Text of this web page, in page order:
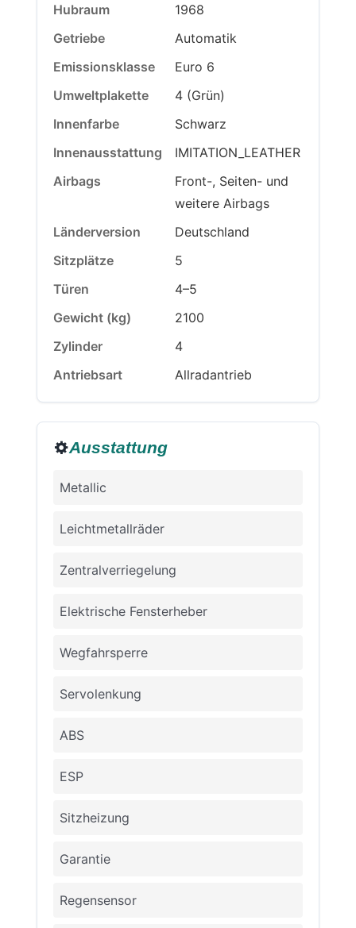
Hubraum
1968
Getriebe
Automatik
Emissionsklasse
Euro 6
Umweltplakette
4 (Grün)
Innenfarbe
Schwarz
Innenausstattung
IMITATION_LEATHER
Airbags
Front-, Seiten- und
weitere Airbags
Länderversion
Deutschland
Sitzplätze
5
Türen
4–5
Gewicht (kg)
2100
Zylinder
4
Antriebsart
Allradantrieb
Ausstattung
Metallic
Leichtmetallräder
Zentralverriegelung
Elektrische Fensterheber
Wegfahrsperre
Servolenkung
ABS
ESP
Sitzheizung
Garantie
Regensensor